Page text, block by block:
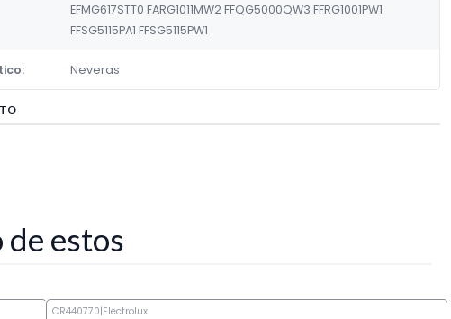
EFMG617STT0 FARG1011MW2 FFQG5000QW3 FFRG1001PW1
FFSG5115PA1 FFSG5115PW1
Neveras
estos
CR440770|Electrolux